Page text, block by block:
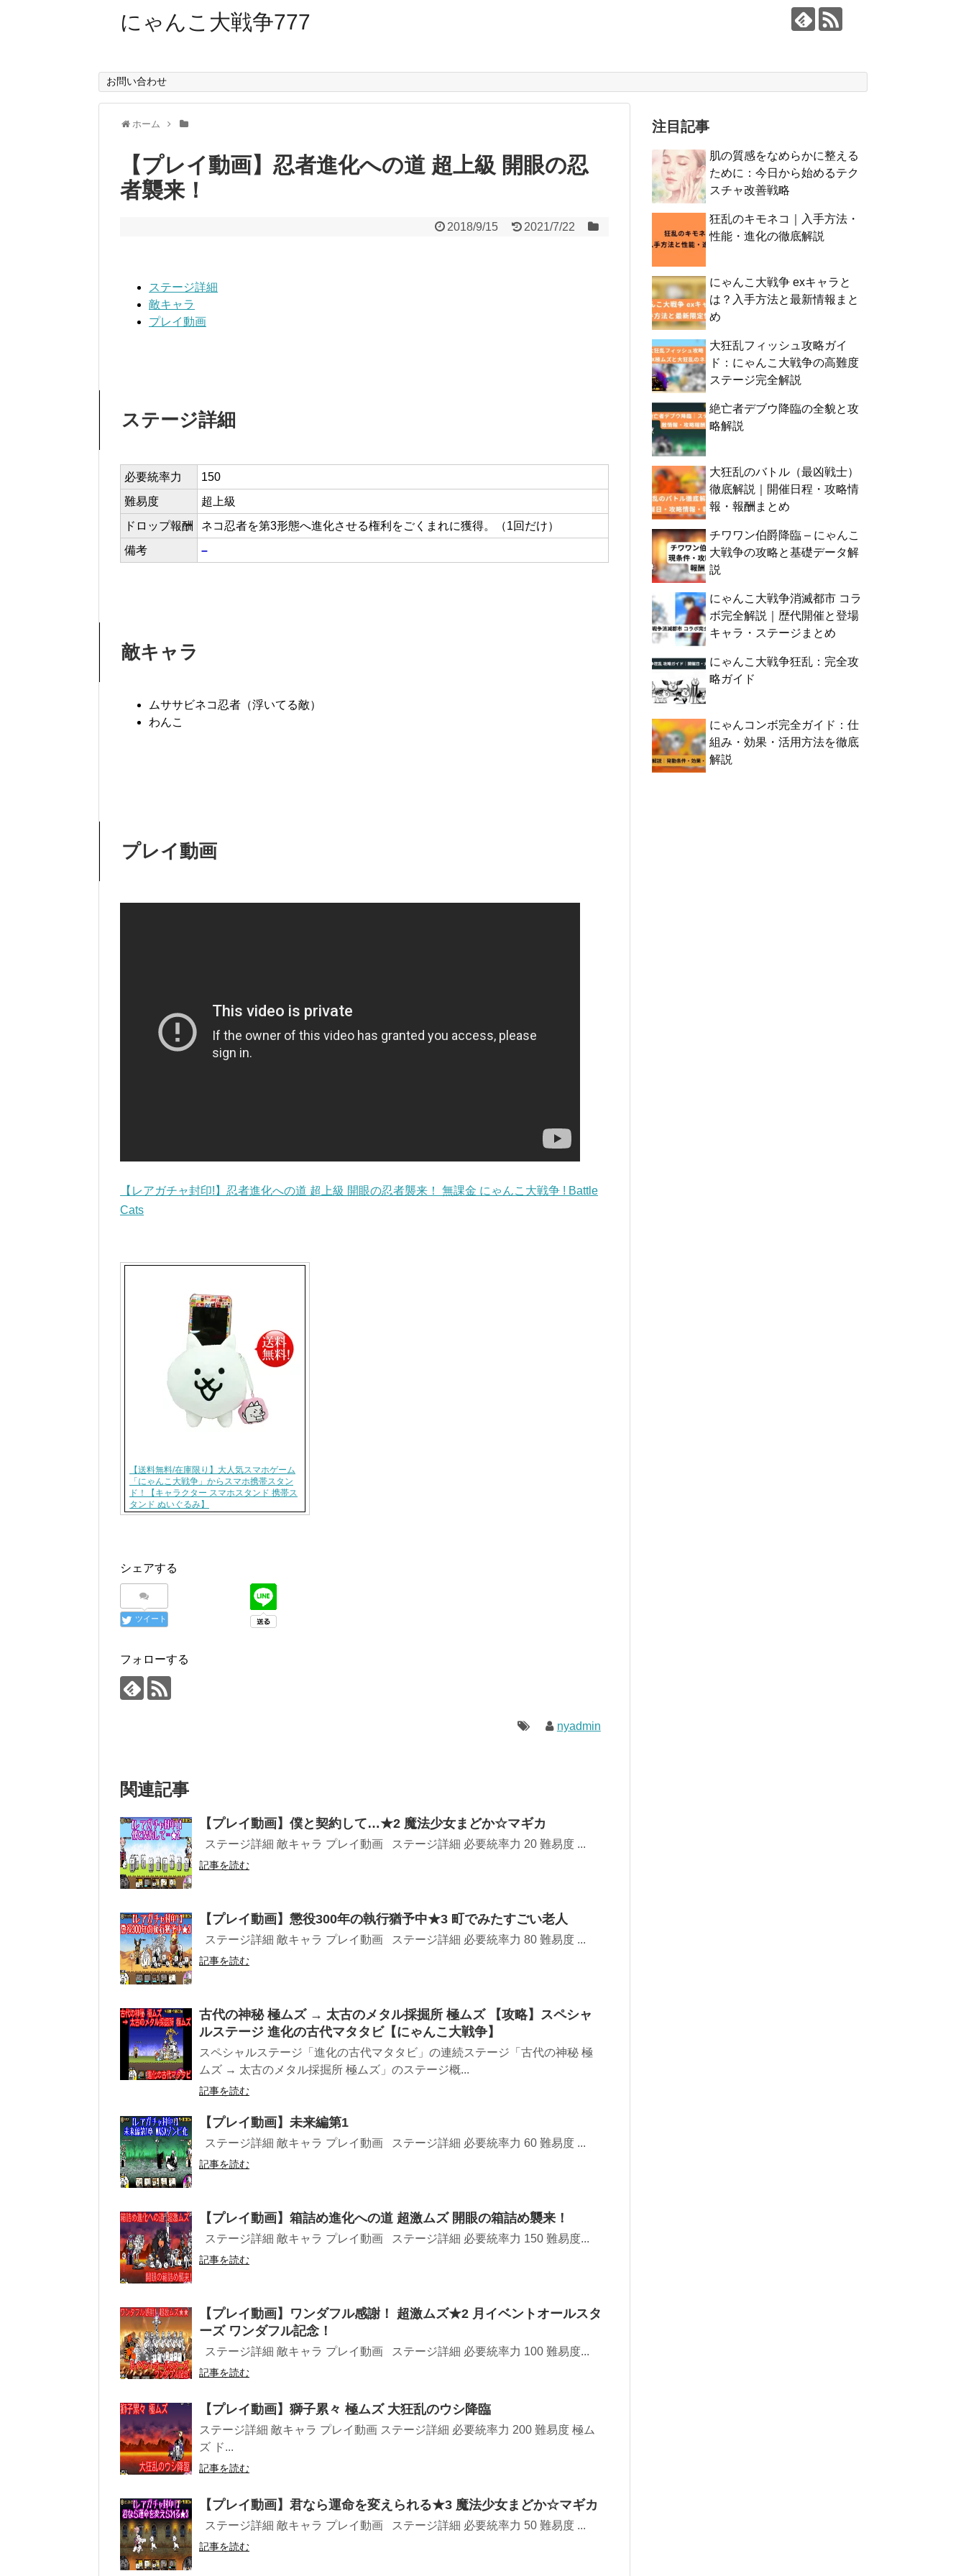
にゃんこ大戦争777
お問い合わせ
ホーム
【プレイ動画】忍者進化への道 超上級 開眼の忍
者襲来！
2018/9/15 2021/7/22
ステージ詳細
敵キャラ
プレイ動画
ステージ詳細
必要統率力
150
難易度
超上級
ドロップ報酬
ネコ忍者を第3形態へ進化させる権利をごくまれに獲得。（1回だけ）
備考
–
敵キャラ
ムササビネコ忍者（浮いてる敵）
わんこ
プレイ動画
【レアガチャ封印!】忍者進化への道 超上級 開眼の忍者襲来！ 無課金 にゃんこ大戦争 ! Battle
Cats
【送料無料/在庫限り】大人気スマホゲーム
「にゃんこ大戦争」からスマホ携帯スタン
ド！【キャラクター スマホスタンド 携帯ス
タンド ぬいぐるみ】
シェアする
ツイート
フォローする
nyadmin
関連記事
【プレイ動画】僕と契約して…★2 魔法少女まどか☆マギカ
ステージ詳細 敵キャラ プレイ動画 ステージ詳細 必要統率力 20 難易度 ...
記事を読む
【プレイ動画】懲役300年の執行猶予中★3 町でみたすごい老人
ステージ詳細 敵キャラ プレイ動画 ステージ詳細 必要統率力 80 難易度 ...
記事を読む
古代の神秘 極ムズ → 太古のメタル採掘所 極ムズ 【攻略】スペシャ
ルステージ 進化の古代マタタビ【にゃんこ大戦争】
スペシャルステージ「進化の古代マタタビ」の連続ステージ「古代の神秘 極
ムズ → 太古のメタル採掘所 極ムズ」のステージ概...
記事を読む
【プレイ動画】未来編第1
ステージ詳細 敵キャラ プレイ動画 ステージ詳細 必要統率力 60 難易度 ...
記事を読む
【プレイ動画】箱詰め進化への道 超激ムズ 開眼の箱詰め襲来！
ステージ詳細 敵キャラ プレイ動画 ステージ詳細 必要統率力 150 難易度...
記事を読む
【プレイ動画】ワンダフル感謝！ 超激ムズ★2 月イベントオールスタ
ーズ ワンダフル記念！
ステージ詳細 敵キャラ プレイ動画 ステージ詳細 必要統率力 100 難易度...
記事を読む
【プレイ動画】獅子累々 極ムズ 大狂乱のウシ降臨
ステージ詳細 敵キャラ プレイ動画 ステージ詳細 必要統率力 200 難易度 極ム
ズ ド...
記事を読む
【プレイ動画】君なら運命を変えられる★3 魔法少女まどか☆マギカ
ステージ詳細 敵キャラ プレイ動画 ステージ詳細 必要統率力 50 難易度 ...
記事を読む
注目記事
肌の質感をなめらかに整える
ために：今日から始めるテク
スチャ改善戦略
狂乱のキモネコ｜入手方法・
性能・進化の徹底解説
にゃんこ大戦争 exキャラと
は？入手方法と最新情報まと
め
大狂乱フィッシュ攻略ガイ
ド：にゃんこ大戦争の高難度
ステージ完全解説
絶亡者デブウ降臨の全貌と攻
略解説
大狂乱のバトル（最凶戦士）
徹底解説｜開催日程・攻略情
報・報酬まとめ
チワワン伯爵降臨 – にゃんこ
大戦争の攻略と基礎データ解
説
にゃんこ大戦争消滅都市 コラ
ボ完全解説｜歴代開催と登場
キャラ・ステージまとめ
にゃんこ大戦争狂乱：完全攻
略ガイド
にゃんコンボ完全ガイド：仕
組み・効果・活用方法を徹底
解説